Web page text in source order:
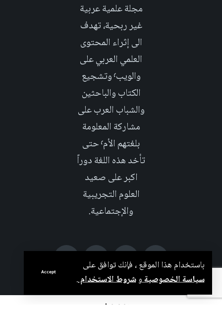
باستخدام هذا الموقع ، فإنك توافق على
سياسة الخصوصيةوشروط الاستخدام.
Accept
مجلة علمية عربية
غير ربحية، تهدف
الى إثراء المحتوى
العلمي العربي على
والويب٬ وتشجيع
الكتاب والباحثين
والشباب العرب على
مشاركة المعلومة
بلغتهم الأم٬ حتى
تأخد هذه اللغة دوراً
اكبر على صعيد
العلوم التجريبية
والإجتماعية.
بدعم من